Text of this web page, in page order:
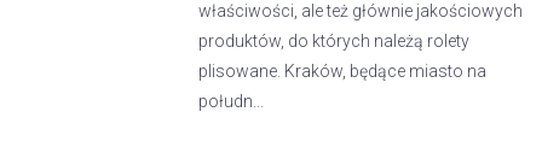
właściwości, ale też głównie jakościowych
produktów, do których należą rolety
plisowane. Kraków, będące miasto na
połudn...